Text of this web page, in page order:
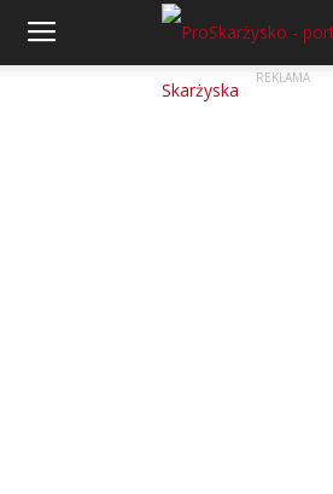
REKLAMA